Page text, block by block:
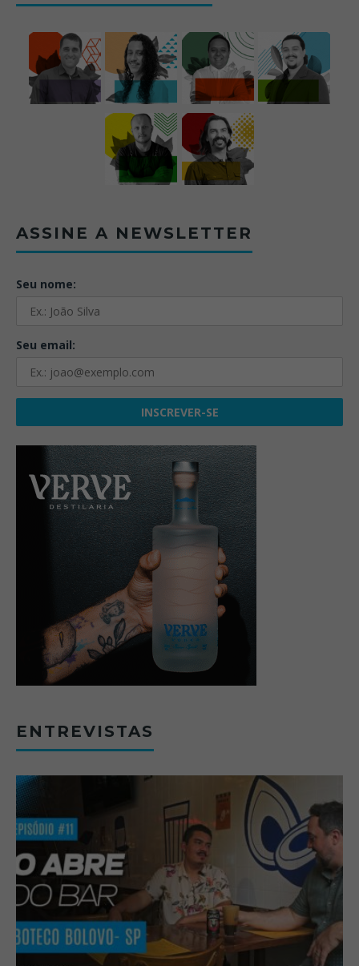
ASSINE A NEWSLETTER
Seu nome:
Seu email:
ENTREVISTAS